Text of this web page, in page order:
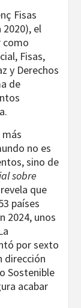
Fisas
2020), el
como
Fisas,
y Derechos
de
no es
sino de
sobre
que
países
2024, unos
por sexto
dirección
Sostenible
acabar